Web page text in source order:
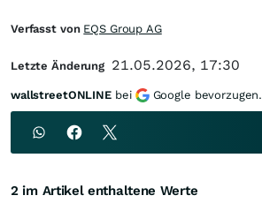
Verfasst von EQS Group AG
Letzte Änderung 21.05.2026, 17:30
wallstreetONLINE bei Google bevorzugen.
2 im Artikel enthaltene Werte